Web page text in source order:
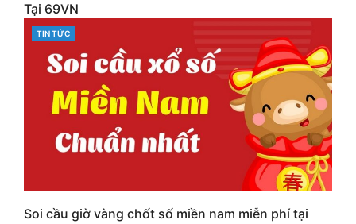
Tại 69VN
CATEGORIES
TIN TỨC
Soi cầu giờ vàng chốt số miền nam miễn phí tại